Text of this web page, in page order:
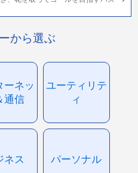
から選ぶ
ーネッ
通信
ユーティリテ
ィ
ネス パーソナル